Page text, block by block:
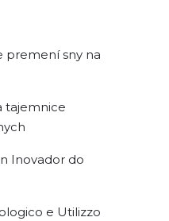
premení sny na
tajemnice
Inovador do
e Utilizzo